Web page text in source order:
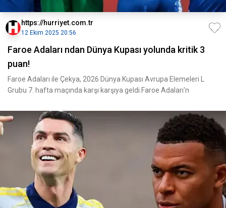
https://hurriyet.com.tr
12 Ekim 2025 20:56
Faroe Adaları ndan Dünya Kupası yolunda kritik 3
puan!
Faroe Adaları ile Çekya, 2026 Dünya Kupası Avrupa Elemeleri L
Grubu 7. hafta maçında karşı karşıya geldi.Faroe Adaları'n